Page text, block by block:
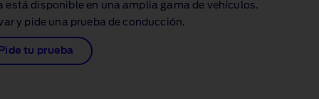
está disponible en una amplia gama de vehículos.
y pide una prueba de conducción.
Pide tu prueba